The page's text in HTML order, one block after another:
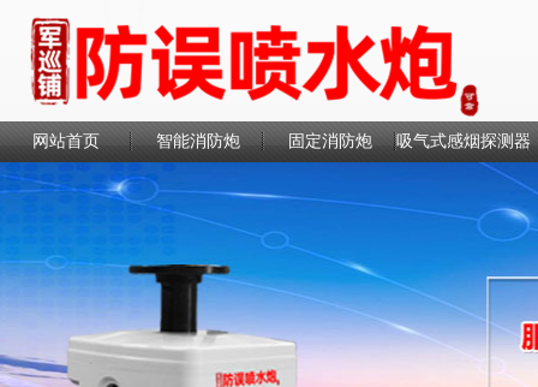
网站首页 智能消防炮 固定消防炮 吸气式感烟探测器
联系我们